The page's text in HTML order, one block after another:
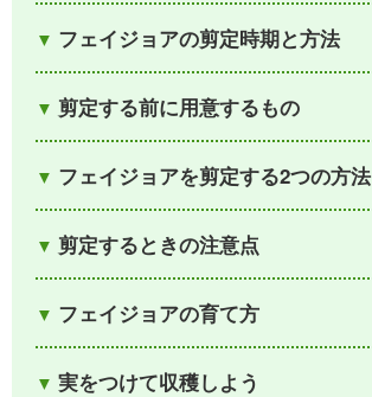
フェイジョアの剪定時期と方法
剪定する前に用意するもの
フェイジョアを剪定する2つの方法
剪定するときの注意点
フェイジョアの育て方
実をつけて収穫しよう